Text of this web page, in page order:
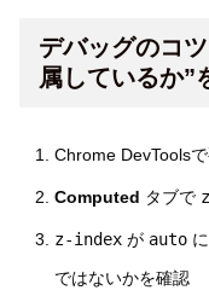
デバッグのコ
属しているか”
Chrome DevTools
Computed タブで
z-indexが autoに
ではないかを確認